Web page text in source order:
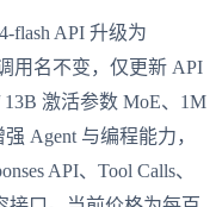
flash API 升级为
用名不变，仅更新 API
激活参数 MoE、1M
Agent 与编程能力，
API、Tool Calls、